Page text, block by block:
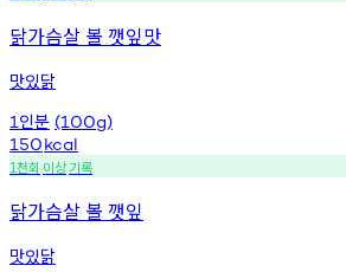
닭가슴살 볼 깻잎맛
맛있닭
1 인분 (100g)
150kcal
1천회 이상기록
닭가슴살 볼 깻잎
맛있닭